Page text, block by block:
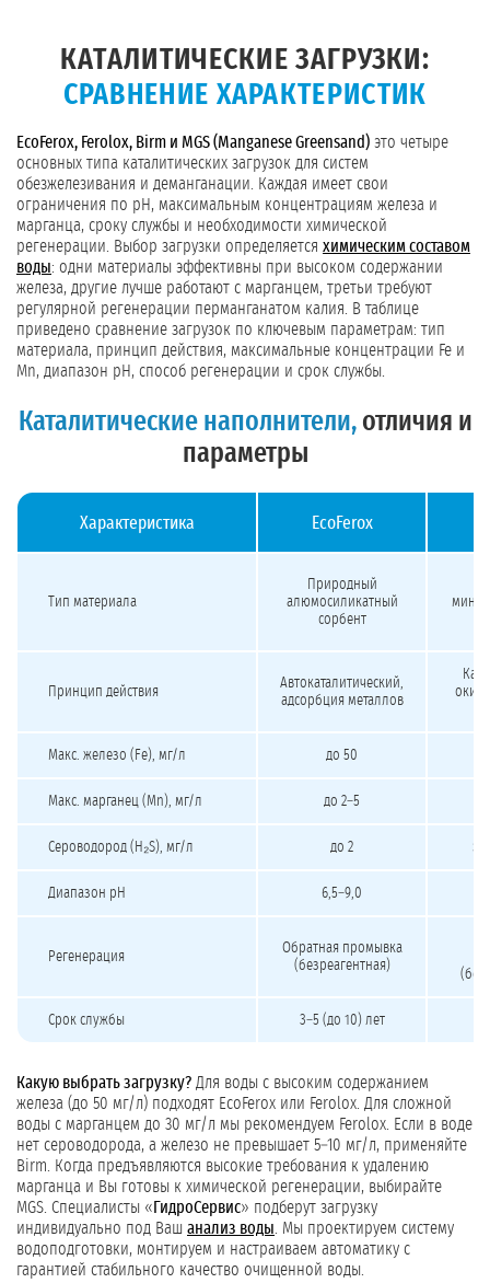
КАТАЛИТИЧЕСКИЕ ЗАГРУЗКИ:
СРАВНЕНИЕ ХАРАКТЕРИСТИК
EcoFerox, Ferolox, Birm и MGS (Manganese Greensand) это четыре
основных типа каталитических загрузок для систем
обезжелезивания и деманганации. Каждая имеет свои
ограничения по pH, максимальным концентрациям железа и
марганца, сроку службы и необходимости химической
регенерации. Выбор загрузки определяется химическим составом
воды: одни материалы эффективны при высоком содержании
железа, другие лучше работают с марганцем, третьи требуют
регулярной регенерации перманганатом калия. В таблице
приведено сравнение загрузок по ключевым параметрам: тип
материала, принцип действия, максимальные концентрации Fe и
Mn, диапазон pH, способ регенерации и срок службы.
Каталитические наполнители,отличия и
параметры
Характеристика EcoFerox
Тип материала
Природный
алюмосиликатный
сорбент
Принцип действия
Автокаталитический,
адсорбция металлов
Макс. железо (Fe), мг/л до 50
Макс. марганец (Mn), мг/л до 2–5
Сероводород (H₂S), мг/л до 2
Диапазон pH 6,5–9,0
Регенерация
Обратная промывка
(безреагентная)
Срок службы 3–5 (до 10) лет
Какую выбрать загрузку? Для воды с высоким содержанием
железа (до 50 мг/л) подходят EcoFerox или Ferolox. Для сложной
воды с марганцем до 30 мг/л мы рекомендуем Ferolox. Если в воде
нет сероводорода, а железо не превышает 5–10 мг/л, применяйте
Birm. Когда предъявляются высокие требования к удалению
марганца и Вы готовы к химической регенерации, выбирайте
MGS. Специалисты «ГидроСервис» подберут загрузку
индивидуально под Ваш анализ воды . Мы проектируем систему
водоподготовки, монтируем и настраиваем автоматику с
гарантией стабильного качество очищенной воды.